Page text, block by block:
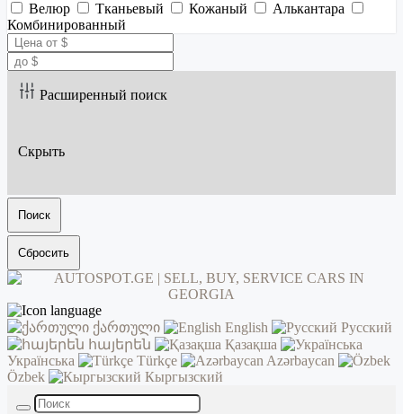
Велюр Тканьевый Кожаный
Алькантара
Комбинированный
Расширенный поиск
Скрыть
Поиск
Сбросить
ქართული English
Русский
հայերեն
Қазақша
Українська
Türkçe
Azərbaycan
Özbek
Кыргызский